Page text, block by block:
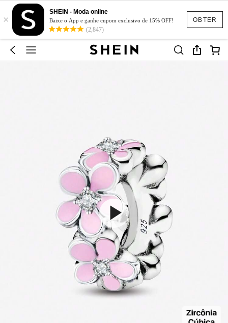
OBTER
×
SHEIN - Moda online
Baixe o App e ganhe cupom exclusivo de 15% OFF!
(2,847)